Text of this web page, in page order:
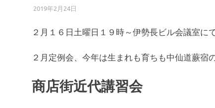
2019年2月24日
２月１６日土曜日１９時～伊勢長ビル会議室に
２月定例会、今年は生まれも育ちも中仙道蕨宿
商店街近代講習会